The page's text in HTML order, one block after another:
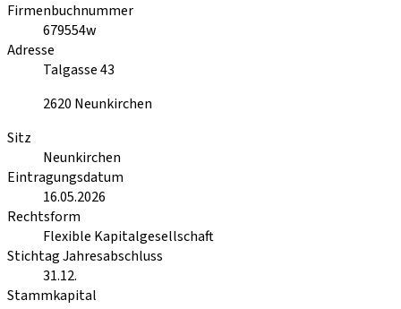
Firmenbuchnummer
679554w
Adresse
Talgasse 43
2620 Neunkirchen
Sitz
Neunkirchen
Eintragungsdatum
16.05.2026
Rechtsform
Flexible Kapitalgesellschaft
Stichtag Jahresabschluss
31.12.
Stammkapital